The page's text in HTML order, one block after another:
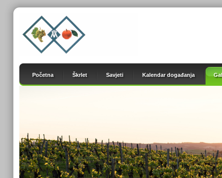
Početna Škrlet Savjeti Kalendar događanja